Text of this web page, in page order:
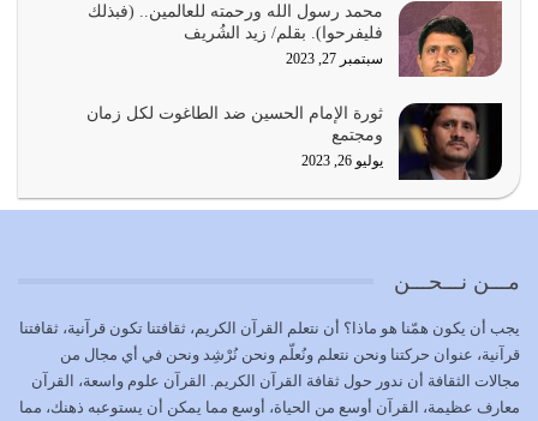
يشاء ويذل من يشاء
يوليو 21, 2026
كل زمان…
يوليو 19, 2026
الوظيفة عبارة عن مسؤولية يجب النهوض بها كما ينبغي لكي
وَالْمُنْفِقِينَ…
يوليو 17, 2026
محمد رسول الله ورحمته للعالمين.. (فبذلك
فليفرحوا). بقلم/ زيد الشُريف
سبتمبر 27, 2023
ثورة الإمام الحسين ضد الطاغوت لكل زمان
ومجتمع
يوليو 26, 2023
مـــن نـــحـــن
يجب أن يكون همّنا هو ماذا؟ أن نتعلم القرآن الكريم، ثقافتنا تكون قرآنية، ثقافتنا
قرآنية، عنوان حركتنا ونحن نتعلم ونُعلّم ونحن نُرْشِد ونحن في أي مجال من
مجالات الثقافة أن ندور حول ثقافة القرآن الكريم. القرآن علوم واسعة، القرآن
معارف عظيمة، القرآن أوسع من الحياة، أوسع مما يمكن أن يستوعبه ذهنك، مما